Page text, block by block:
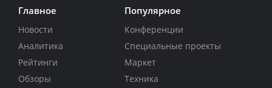
Главное
Новости
Аналитика
Рейтинги
Обзоры
Популярное
Конференции
Специальные проекты
Маркет
Техника